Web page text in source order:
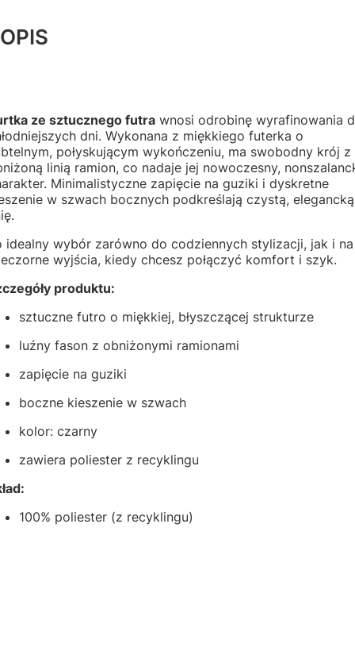
OPIS
ze sztucznego futra wnosi odrobinę wyrafinowania
dni. Wykonana z miękkiego futerka o
połyskującym wykończeniu, ma swobodny krój z
linią ramion, co nadaje jej nowoczesny,
Minimalistyczne zapięcie na guziki i dyskretne
w szwach bocznych podkreślają czystą, elegancką
idealny wybór zarówno do codziennych stylizacji, jak i na
wyjścia, kiedy chcesz połączyć komfort i szyk.
produktu:
sztuczne futro o miękkiej, błyszczącej strukturze
luźny fason z obniżonymi ramionami
zapięcie na guziki
boczne kieszenie w szwach
kolor: czarny
zawiera poliester z recyklingu
100% poliester (z recyklingu)